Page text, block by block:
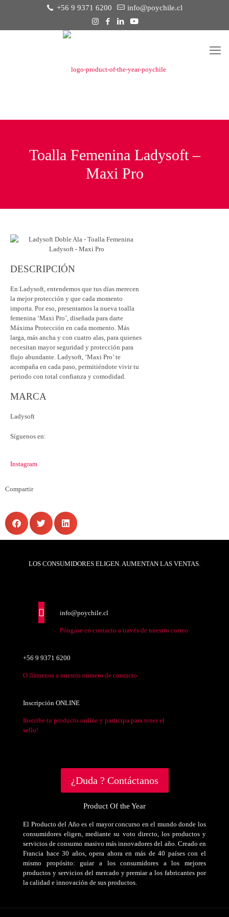
+56 9 9371 6200 info@poychile.cl
Toalla Femenina Ladysoft –
Maxi Pro
DESCRIPCIÓN
En Ladysoft, entendemos que tus días merecen
la mejor protección y que cada momento
importa. Por eso, presentamos la nueva toalla
femenina ‘Maxi Pro’, diseñada para darte
Máxima Protección en cada momento. Más
larga, más ancha y con cuatro alas, para quienes
necesitan mayor seguridad y protección para
flujo abundante. Ladysoft, ‘Maxi Pro’ te
acompaña en cada paso, permitiéndote vivir tu
periodo con total confianza y comodidad.
MARCA
Ladysoft
Síguenos en:
Instagram
Compartir
LOS CONSUMIDORES ELIGEN. AUMENTAN LAS VENTAS.
info@poychile.cl
Póngase en contacto a través de nuestro correo
+56 9 9371 6200
O llámenos a nuestro número de contacto
Inscripción ONLINE
Inscribe tu producto online y participa para tener el
sello!
¿Duda ? Contáctanos
Product Of the Year
El Producto del Año es el mayor concurso en el mundo donde los
consumidores eligen, mediante su voto directo, los productos y
servicios de consumo masivo más innovadores del año. Creado en
Francia hace 30 años, opera ahora en más de 40 países con el
mismo propósito: guiar a los consumidores a los mejores
productos y servicios del mercado y premiar a los fabricantes por
la calidad e innovación de sus productos.